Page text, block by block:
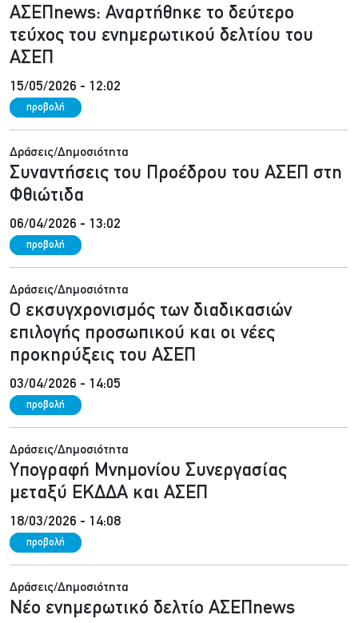
ΑΣΕΠnews: Αναρτήθηκε το δεύτερο
τεύχος του ενημερωτικού δελτίου του
ΑΣΕΠ
15/05/2026 - 12:02
προβολή
Δράσεις/Δημοσιότητα
Συναντήσεις του Προέδρου του ΑΣΕΠ στη
Φθιώτιδα
06/04/2026 - 13:02
προβολή
Δράσεις/Δημοσιότητα
Ο εκσυγχρονισμός των διαδικασιών
επιλογής προσωπικού και οι νέες
προκηρύξεις του ΑΣΕΠ
03/04/2026 - 14:05
προβολή
Δράσεις/Δημοσιότητα
Υπογραφή Μνημονίου Συνεργασίας
μεταξύ ΕΚΔΔΑ και ΑΣΕΠ
18/03/2026 - 14:08
προβολή
Δράσεις/Δημοσιότητα
Νέο ενημερωτικό δελτίο ΑΣΕΠnews